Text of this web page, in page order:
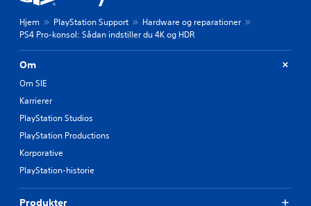
Hjem PlayStation Support
Hardware og reparationer
PS4 Pro-konsol: Sådan indstiller du 4K og HDR
Om
Om SIE
Karrierer
PlayStation Studios
PlayStation Productions
Korporative
PlayStation-historie
Produkter